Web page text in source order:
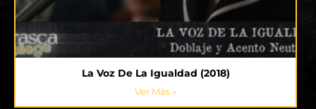
La Voz De La Igualdad (2018)
Ver Más »